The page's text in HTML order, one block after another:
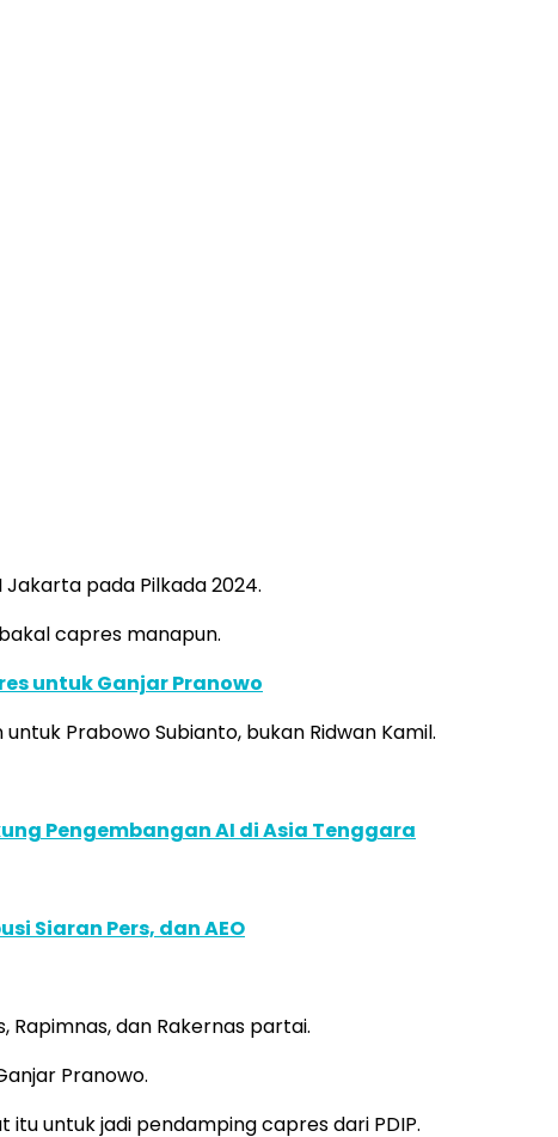
pada Pilkada 2024.
capres manapun.
untuk Ganjar Pranowo
Prabowo Subianto, bukan Ridwan Kamil.
Pengembangan AI di Asia Tenggara
Siaran Pers, dan AEO
dan Rakernas partai.
Pranowo.
untuk jadi pendamping capres dari PDIP.